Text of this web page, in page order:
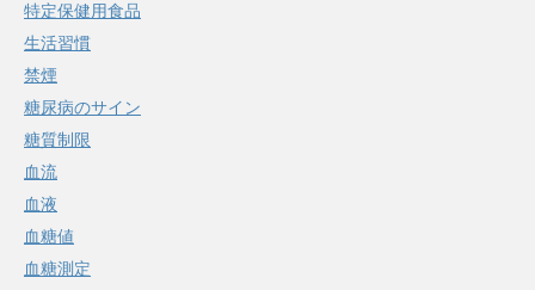
特定保健用食品
生活習慣
禁煙
糖尿病のサイン
糖質制限
血流
血液
血糖値
血糖測定